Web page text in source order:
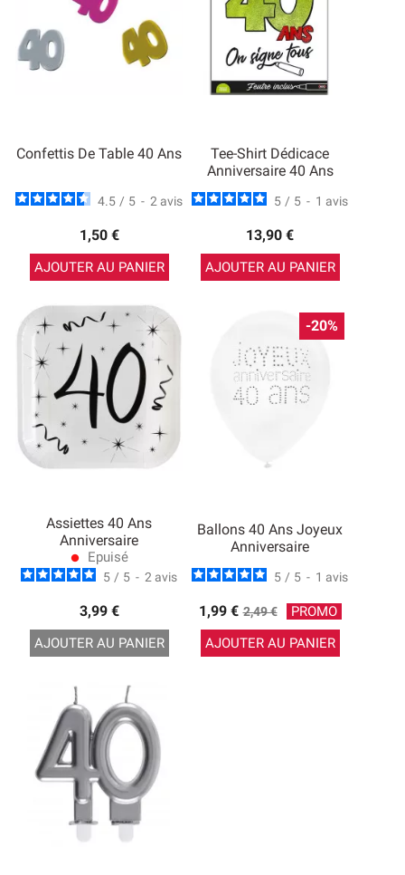
Confettis De Table 40 Ans
4.5 / 5 - 2 avis
1,50 €
AJOUTER AU PANIER
Tee-Shirt Dédicace
Anniversaire 40 Ans
5 / 5 - 1 avis
13,90 €
AJOUTER AU PANIER
Assiettes 40 Ans
Anniversaire
lens Epuisé
5 / 5 - 2 avis
3,99 €
AJOUTER AU PANIER
Ballons 40 Ans Joyeux
Anniversaire
5 / 5 - 1 avis
1,99 €Prix
de
base
2,49 €
PROMO
AJOUTER AU PANIER
-20%